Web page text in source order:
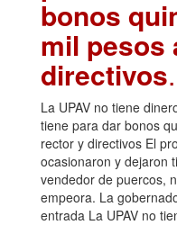
bonos
mil pesos
directivos
La UPAV no tiene
tiene para dar bonos
rector y directivos El
ocasionaron y dejaron
vendedor de puercos,
empeora. La
entrada La UPAV no